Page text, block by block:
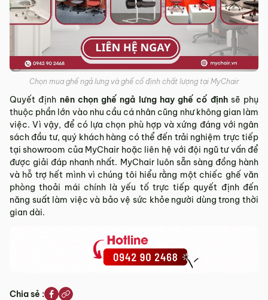
Chọn mua ghế ngả lưng và ghế cố định chất lượng tại MyChair
Quyết định nên chọn ghế ngả lưng hay ghế cố địnhsẽ phụ
thuộc phần lớn vào nhu cầu cá nhân cũng như không gian làm
việc. Vì vậy, để có lựa chọn phù hợp và xứng đáng với ngân
sách đầu tư, quý khách hàng có thể đến trải nghiệm trực tiếp
tại showroom của MyChair hoặc liên hệ với đội ngũ tư vấn để
được giải đáp nhanh nhất. MyChair luôn sẵn sàng đồng hành
và hỗ trợ hết mình vì chúng tôi hiểu rằng một chiếc ghế văn
phòng thoải mái chính là yếu tố trực tiếp quyết định đến
năng suất làm việc và bảo vệ sức khỏe người dùng trong thời
gian dài.
Chia sẻ :